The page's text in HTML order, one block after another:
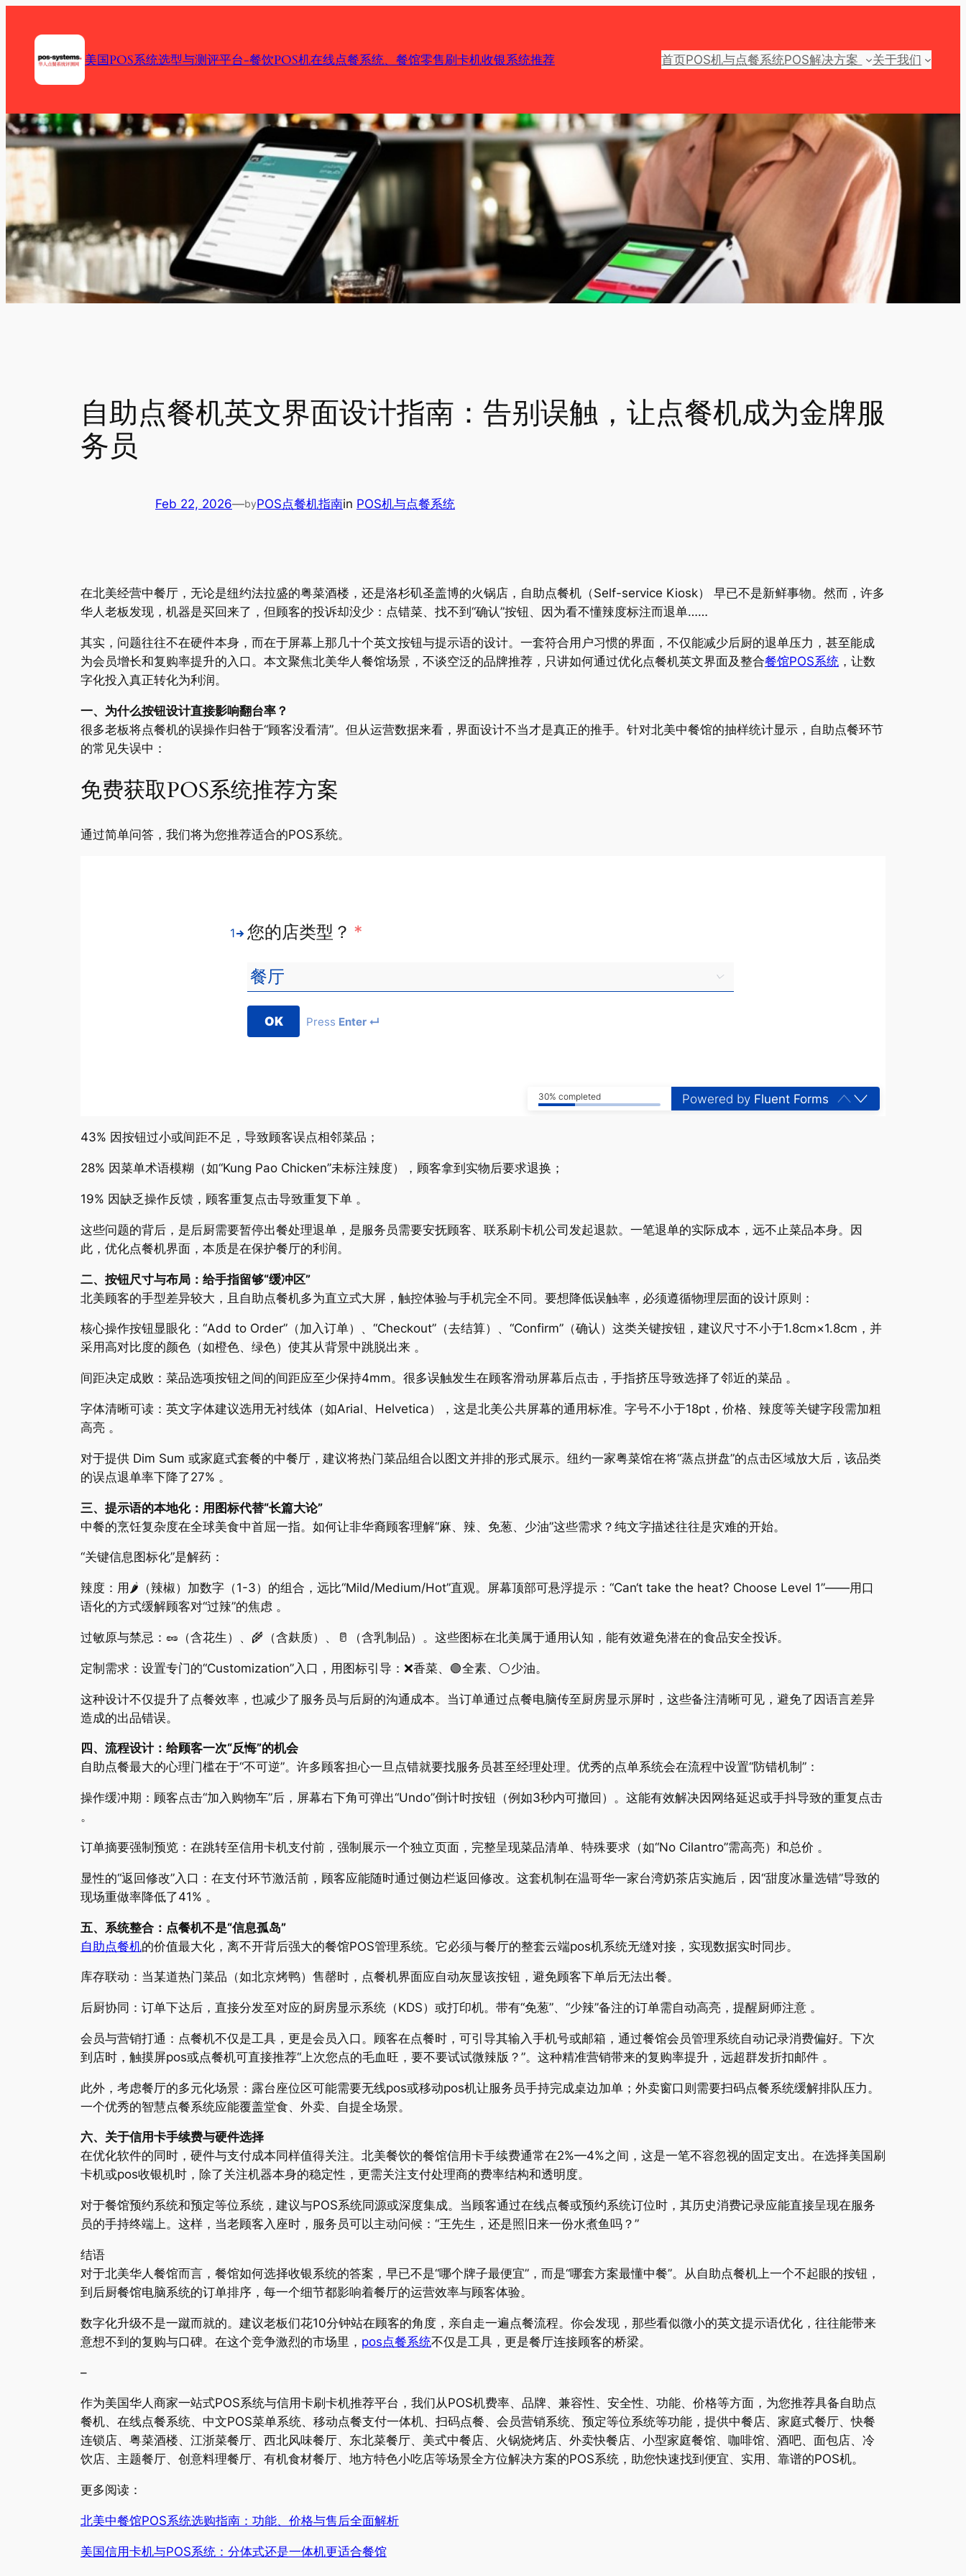
content
美国POS系统选型与测评平台-餐饮POS机在线点餐系统、餐馆零售刷卡机收银系统推荐 首页POS机与点餐系统POS解决方案 关于我们
自助点餐机英文界面设计指南：告别误触，让点餐机成为金牌服
务员
Feb 22, 2026—byPOS点餐机指南in POS机与点餐系统
在北美经营中餐厅，无论是纽约法拉盛的粤菜酒楼，还是洛杉矶圣盖博的火锅店，自助点餐机（Self-service Kiosk） 早已不是新鲜事物。然而，许多
华人老板发现，机器是买回来了，但顾客的投诉却没少：点错菜、找不到“确认”按钮、因为看不懂辣度标注而退单……
其实，问题往往不在硬件本身，而在于屏幕上那几十个英文按钮与提示语的设计。一套符合用户习惯的界面，不仅能减少后厨的退单压力，甚至能成
为会员增长和复购率提升的入口。本文聚焦北美华人餐馆场景，不谈空泛的品牌推荐，只讲如何通过优化点餐机英文界面及整合餐馆POS系统 ，让数
字化投入真正转化为利润。
一、为什么按钮设计直接影响翻台率？
很多老板将点餐机的误操作归咎于“顾客没看清”。但从运营数据来看，界面设计不当才是真正的推手。针对北美中餐馆的抽样统计显示，自助点餐环节
的常见失误中：
免费获取POS系统推荐方案
通过简单问答，我们将为您推荐适合的POS系统。
1 您的店类型？ *
OK Press Enter ↵
30% completed Powered by Fluent Forms
43% 因按钮过小或间距不足，导致顾客误点相邻菜品；
28% 因菜单术语模糊（如“Kung Pao Chicken”未标注辣度），顾客拿到实物后要求退换；
19% 因缺乏操作反馈，顾客重复点击导致重复下单 。
这些问题的背后，是后厨需要暂停出餐处理退单，是服务员需要安抚顾客、联系刷卡机公司发起退款。一笔退单的实际成本，远不止菜品本身。因
此，优化点餐机界面，本质是在保护餐厅的利润。
二、按钮尺寸与布局：给手指留够“缓冲区”
北美顾客的手型差异较大，且自助点餐机多为直立式大屏，触控体验与手机完全不同。要想降低误触率，必须遵循物理层面的设计原则：
核心操作按钮显眼化：“Add to Order”（加入订单）、“Checkout”（去结算）、“Confirm”（确认）这类关键按钮，建议尺寸不小于1.8cm×1.8cm，并
采用高对比度的颜色（如橙色、绿色）使其从背景中跳脱出来 。
间距决定成败：菜品选项按钮之间的间距应至少保持4mm。很多误触发生在顾客滑动屏幕后点击，手指挤压导致选择了邻近的菜品 。
字体清晰可读：英文字体建议选用无衬线体（如Arial、Helvetica），这是北美公共屏幕的通用标准。字号不小于18pt，价格、辣度等关键字段需加粗
高亮 。
对于提供 Dim Sum 或家庭式套餐的中餐厅，建议将热门菜品组合以图文并排的形式展示。纽约一家粤菜馆在将“蒸点拼盘”的点击区域放大后，该品类
的误点退单率下降了27% 。
三、提示语的本地化：用图标代替“长篇大论”
中餐的烹饪复杂度在全球美食中首屈一指。如何让非华裔顾客理解“麻、辣、免葱、少油”这些需求？纯文字描述往往是灾难的开始。
“关键信息图标化”是解药：
辣度：用🌶️（辣椒）加数字（1-3）的组合，远比“Mild/Medium/Hot”直观。屏幕顶部可悬浮提示：“Can‘t take the heat? Choose Level 1”——用口
语化的方式缓解顾客对“过辣”的焦虑 。
过敏原与禁忌：🥜（含花生）、🌾（含麸质）、🥛（含乳制品）。这些图标在北美属于通用认知，能有效避免潜在的食品安全投诉。
定制需求：设置专门的“Customization”入口，用图标引导：❌香菜、🟢全素、⚪少油。
这种设计不仅提升了点餐效率，也减少了服务员与后厨的沟通成本。当订单通过点餐电脑传至厨房显示屏时，这些备注清晰可见，避免了因语言差异
造成的出品错误。
四、流程设计：给顾客一次“反悔”的机会
自助点餐最大的心理门槛在于“不可逆”。许多顾客担心一旦点错就要找服务员甚至经理处理。优秀的点单系统会在流程中设置“防错机制”：
操作缓冲期：顾客点击“加入购物车”后，屏幕右下角可弹出“Undo”倒计时按钮（例如3秒内可撤回）。这能有效解决因网络延迟或手抖导致的重复点击
。
订单摘要强制预览：在跳转至信用卡机支付前，强制展示一个独立页面，完整呈现菜品清单、特殊要求（如“No Cilantro”需高亮）和总价 。
显性的“返回修改”入口：在支付环节激活前，顾客应能随时通过侧边栏返回修改。这套机制在温哥华一家台湾奶茶店实施后，因“甜度冰量选错”导致的
现场重做率降低了41% 。
五、系统整合：点餐机不是“信息孤岛”
自助点餐机的价值最大化，离不开背后强大的餐馆POS管理系统。它必须与餐厅的整套云端pos机系统无缝对接，实现数据实时同步。
库存联动：当某道热门菜品（如北京烤鸭）售罄时，点餐机界面应自动灰显该按钮，避免顾客下单后无法出餐。
后厨协同：订单下达后，直接分发至对应的厨房显示系统（KDS）或打印机。带有“免葱”、“少辣”备注的订单需自动高亮，提醒厨师注意 。
会员与营销打通：点餐机不仅是工具，更是会员入口。顾客在点餐时，可引导其输入手机号或邮箱，通过餐馆会员管理系统自动记录消费偏好。下次
到店时，触摸屏pos或点餐机可直接推荐“上次您点的毛血旺，要不要试试微辣版？”。这种精准营销带来的复购率提升，远超群发折扣邮件 。
此外，考虑餐厅的多元化场景：露台座位区可能需要无线pos或移动pos机让服务员手持完成桌边加单；外卖窗口则需要扫码点餐系统缓解排队压力。
一个优秀的智慧点餐系统应能覆盖堂食、外卖、自提全场景。
六、关于信用卡手续费与硬件选择
在优化软件的同时，硬件与支付成本同样值得关注。北美餐饮的餐馆信用卡手续费通常在2%—4%之间，这是一笔不容忽视的固定支出。在选择美国刷
卡机或pos收银机时，除了关注机器本身的稳定性，更需关注支付处理商的费率结构和透明度。
对于餐馆预约系统和预定等位系统，建议与POS系统同源或深度集成。当顾客通过在线点餐或预约系统订位时，其历史消费记录应能直接呈现在服务
员的手持终端上。这样，当老顾客入座时，服务员可以主动问候：“王先生，还是照旧来一份水煮鱼吗？”
结语
对于北美华人餐馆而言，餐馆如何选择收银系统的答案，早已不是“哪个牌子最便宜”，而是“哪套方案最懂中餐”。从自助点餐机上一个不起眼的按钮，
到后厨餐馆电脑系统的订单排序，每一个细节都影响着餐厅的运营效率与顾客体验。
数字化升级不是一蹴而就的。建议老板们花10分钟站在顾客的角度，亲自走一遍点餐流程。你会发现，那些看似微小的英文提示语优化，往往能带来
意想不到的复购与口碑。在这个竞争激烈的市场里， pos点餐系统不仅是工具，更是餐厅连接顾客的桥梁。
–
作为美国华人商家一站式POS系统与信用卡刷卡机推荐平台，我们从POS机费率、品牌、兼容性、安全性、功能、价格等方面，为您推荐具备自助点
餐机、在线点餐系统、中文POS菜单系统、移动点餐支付一体机、扫码点餐、会员营销系统、预定等位系统等功能，提供中餐店、家庭式餐厅、快餐
连锁店、粤菜酒楼、江浙菜餐厅、西北风味餐厅、东北菜餐厅、美式中餐店、火锅烧烤店、外卖快餐店、小型家庭餐馆、咖啡馆、酒吧、面包店、冷
饮店、主题餐厅、创意料理餐厅、有机食材餐厅、地方特色小吃店等场景全方位解决方案的POS系统，助您快速找到便宜、实用、靠谱的POS机。
更多阅读：
北美中餐馆POS系统选购指南：功能、价格与售后全面解析
美国信用卡机与POS系统：分体式还是一体机更适合餐馆